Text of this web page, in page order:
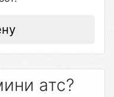
атс?